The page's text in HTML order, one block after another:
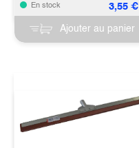
En stock 3,55€
Ajouter au panier